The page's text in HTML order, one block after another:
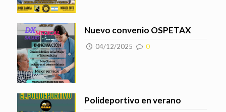
Nuevo convenio OSPETAX
04/12/2025 0
Polideportivo en verano